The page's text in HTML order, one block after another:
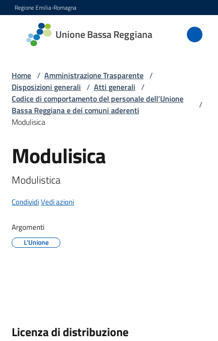
Vai al contenuto
Vai alla navigazione
Vai al footer
Regione Emilia-Romagna
Unione Bassa Reggiana
Unione
Bassa
Amministrazione
Menu selezionato
Servizi
Vivere
su
Home / Amministrazione Trasparente /
Disposizioni generali / Atti generali /
Codice di comportamento del personale dell’Unione
Bassa Reggiana e dei comuni aderenti
/
Modulisica
Salta al contenuto
Modulisica
Modulistica
CondividiVedi azioni
Argomenti
L'Unione
Descrizione
Licenza di distribuzione